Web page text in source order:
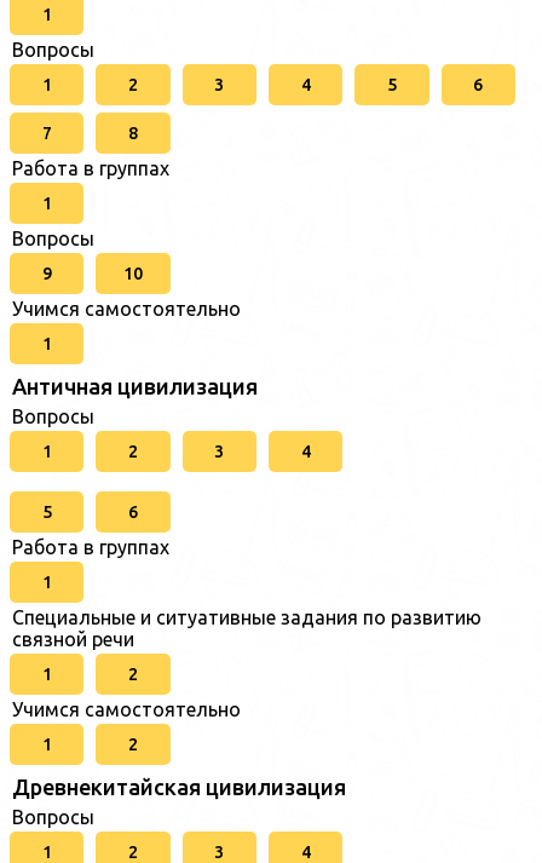
1
Вопросы
1 2 3 4 5 6
7 8
Работа в группах
1
Вопросы
9 10
Учимся самостоятельно
1
Античная цивилизация
Вопросы
1 2 3 4
5 6
Работа в группах
1
Специальные и ситуативные задания по развитию
связной речи
1 2
Учимся самостоятельно
1 2
Древнекитайская цивилизация
Вопросы
1 2 3 4